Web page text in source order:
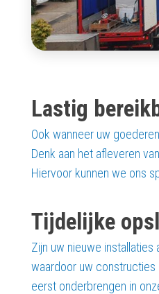
Lastig
Ook wanneer uw
Denk aan het afleveren
Hiervoor kunnen we ons
Tijdelijke
Zijn uw nieuwe
waardoor uw constructies
eerst onderbrengen in